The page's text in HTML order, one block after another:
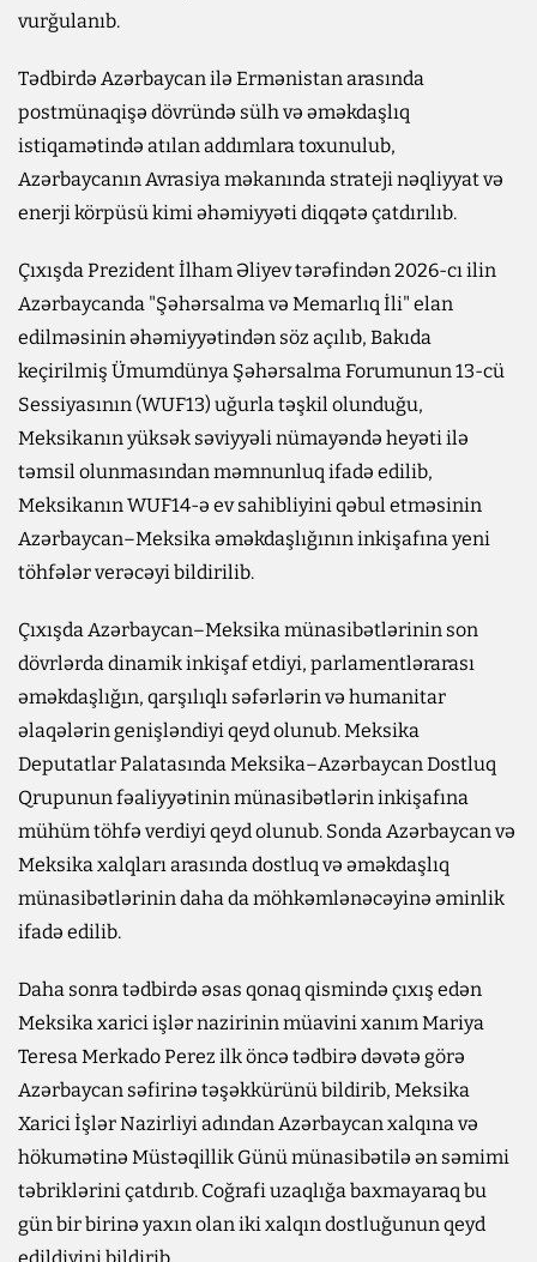
vurğulanıb.
Tədbirdə Azərbaycan ilə Ermənistan arasında
postmünaqişə dövründə sülh və əməkdaşlıq
istiqamətində atılan addımlara toxunulub,
Azərbaycanın Avrasiya məkanında strateji nəqliyyat və
enerji körpüsü kimi əhəmiyyəti diqqətə çatdırılıb.
Çıxışda Prezident İlham Əliyev tərəfindən 2026-cı ilin
Azərbaycanda "Şəhərsalma və Memarlıq İli" elan
edilməsinin əhəmiyyətindən söz açılıb, Bakıda
keçirilmiş Ümumdünya Şəhərsalma Forumunun 13-cü
Sessiyasının (WUF13) uğurla təşkil olunduğu,
Meksikanın yüksək səviyyəli nümayəndə heyəti ilə
təmsil olunmasından məmnunluq ifadə edilib,
Meksikanın WUF14-ə ev sahibliyini qəbul etməsinin
Azərbaycan–Meksika əməkdaşlığının inkişafına yeni
töhfələr verəcəyi bildirilib.
Çıxışda Azərbaycan–Meksika münasibətlərinin son
dövrlərda dinamik inkişaf etdiyi, parlamentlərarası
əməkdaşlığın, qarşılıqlı səfərlərin və humanitar
əlaqələrin genişləndiyi qeyd olunub. Meksika
Deputatlar Palatasında Meksika–Azərbaycan Dostluq
Qrupunun fəaliyyətinin münasibətlərin inkişafına
mühüm töhfə verdiyi qeyd olunub. Sonda Azərbaycan və
Meksika xalqları arasında dostluq və əməkdaşlıq
münasibətlərinin daha da möhkəmlənəcəyinə əminlik
ifadə edilib.
Daha sonra tədbirdə əsas qonaq qismində çıxış edən
Meksika xarici işlər nazirinin müavini xanım Mariya
Teresa Merkado Perez ilk öncə tədbirə dəvətə görə
Azərbaycan səfirinə təşəkkürünü bildirib, Meksika
Xarici İşlər Nazirliyi adından Azərbaycan xalqına və
hökumətinə Müstəqillik Günü münasibətilə ən səmimi
təbriklərini çatdırıb. Coğrafi uzaqlığa baxmayaraq bu
gün bir birinə yaxın olan iki xalqın dostluğunun qeyd